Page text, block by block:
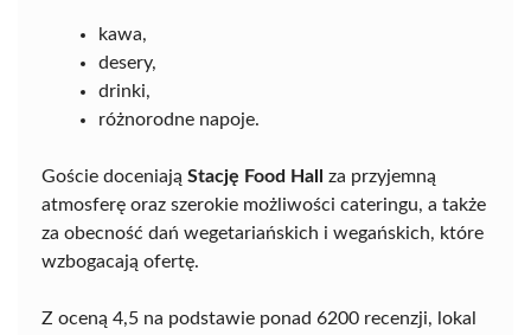
kawa,
desery,
drinki,
różnorodne napoje.
Goście doceniają Stację Food Hall
za przyjemną
atmosferę oraz szerokie możliwości cateringu, a także
za obecność dań wegetariańskich i wegańskich, które
wzbogacają ofertę.
Z oceną 4,5 na podstawie ponad 6200 recenzji, lokal